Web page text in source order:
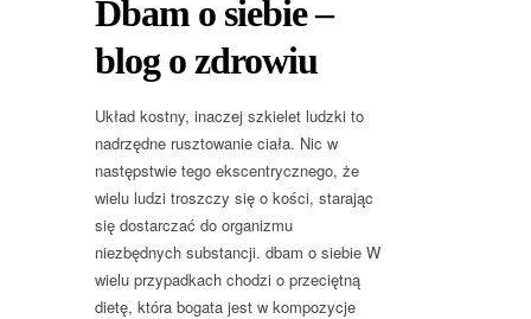
Dbam o siebie –
blog o zdrowiu
Układ kostny, inaczej szkielet ludzki to
nadrzędne rusztowanie ciała. Nic w
następstwie tego ekscentrycznego, że
wielu ludzi troszczy się o kości, starając
się dostarczać do organizmu
niezbędnych substancji. dbam o siebie W
wielu przypadkach chodzi o przeciętną
dietę, która bogata jest w kompozycje